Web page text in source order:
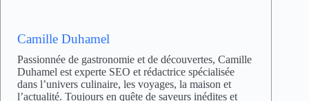
Camille Duhamel
Passionnée de gastronomie et de découvertes, Camille
Duhamel est experte SEO et rédactrice spécialisée
dans l’univers culinaire, les voyages, la maison et
l’actualité. Toujours en quête de saveurs inédites et